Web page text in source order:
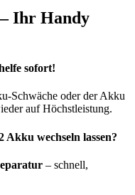
Ihr Handy
sofort!
Schwäche oder der Akku
auf Höchstleistung.
Akku wechseln lassen?
– schnell,